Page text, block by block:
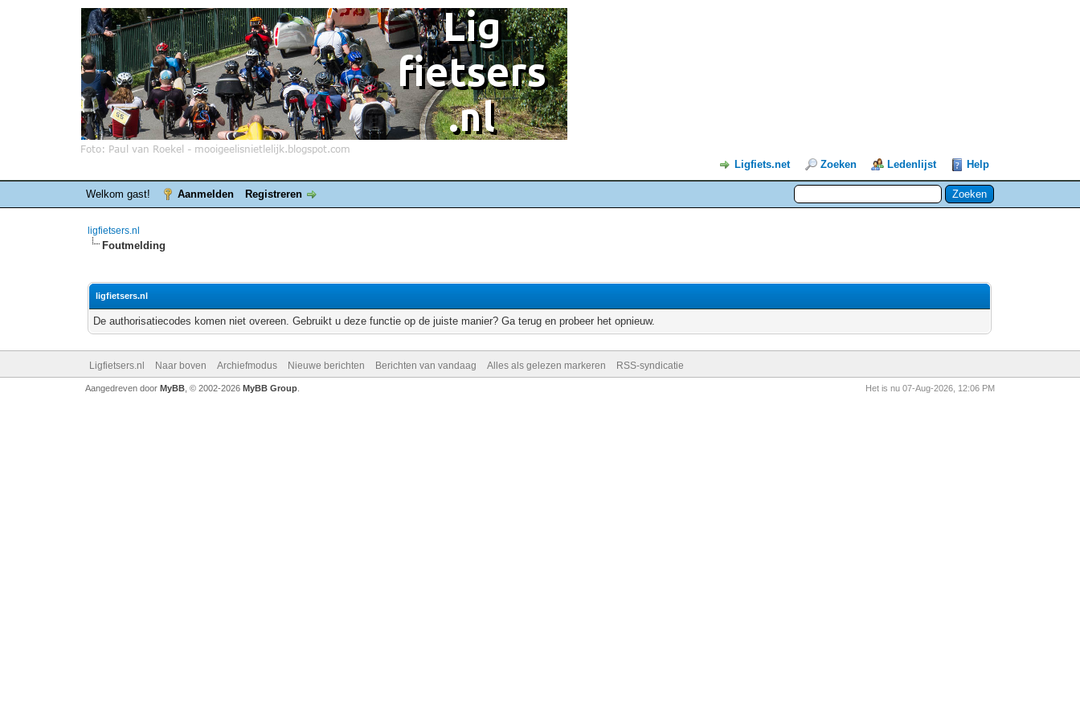
Ligfiets.net Zoeken Ledenlijst Help
Welkom gast! Aanmelden Registreren
ligfietsers.nl
Foutmelding
ligfietsers.nl
De authorisatiecodes komen niet overeen. Gebruikt u deze functie op de juiste manier? Ga terug en probeer het opnieuw.
Ligfietsers.nl Naar boven Archiefmodus Nieuwe berichten Berichten van vandaag Alles als gelezen markeren RSS-syndicatie
Het is nu 07-Aug-2026, 12:06 PM
Aangedreven door MyBB, © 2002-2026 MyBB Group.